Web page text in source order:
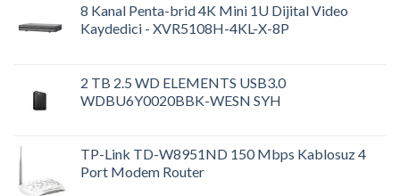
8 Kanal Penta-brid 4K Mini 1U Dijital Video
Kaydedici - XVR5108H-4KL-X-8P
2 TB 2.5 WD ELEMENTS USB3.0
WDBU6Y0020BBK-WESN SYH
TP-Link TD-W8951ND 150 Mbps Kablosuz 4
Port Modem Router